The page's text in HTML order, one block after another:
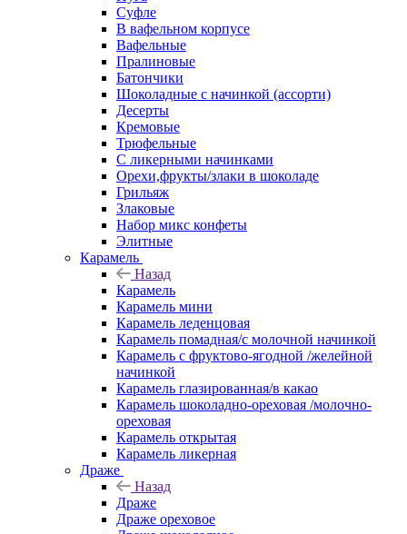
Суфле
В вафельном корпусе
Вафельные
Пралиновые
Батончики
Шоколадные с начинкой (ассорти)
Десерты
Кремовые
Трюфельные
С ликерными начинками
Орехи,фрукты/злаки в шоколаде
Грильяж
Злаковые
Набор микс конфеты
Элитные
Карамель
Назад
Карамель
Карамель мини
Карамель леденцовая
Карамель помадная/с молочной начинкой
Карамель с фруктово-ягодной /желейной
начинкой
Карамель глазированная/в какао
Карамель шоколадно-ореховая /молочно-
ореховая
Карамель открытая
Карамель ликерная
Драже
Назад
Драже
Драже ореховое